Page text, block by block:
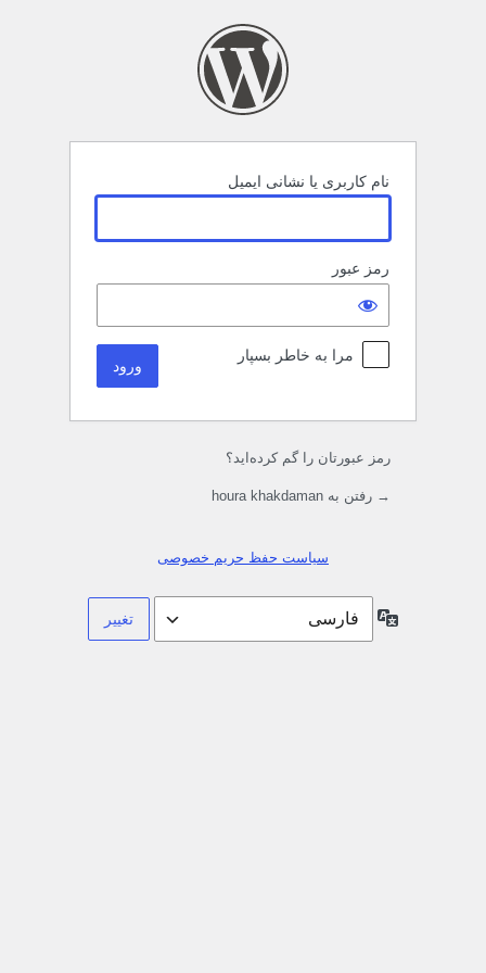
نام کاربری یا نشانی ایمیل
رمز عبور
مرا به خاطر بسپار
رمز عبورتان را گم کرده‌اید؟
→ رفتن به houra khakdaman
سیاست حفظ حریم خصوصی
زبان